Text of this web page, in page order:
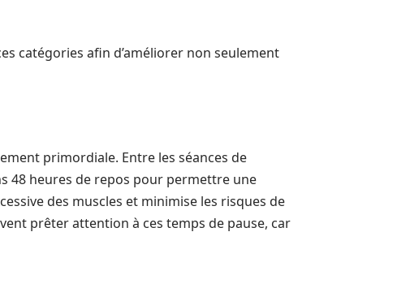
catégories afin d’améliorer non seulement
primordiale. Entre les séances de
48 heures de repos pour permettre une
des muscles et minimise les risques de
prêter attention à ces temps de pause, car